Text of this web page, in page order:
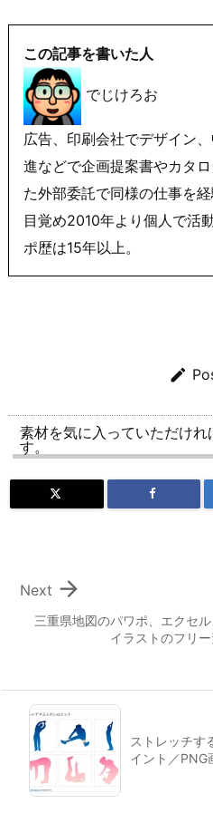
この記事を書いた人
でじけろお
広告、印刷会社でデザイン
進などで企画提案書やカタ
た外部委託で同様の仕事を
目覚め2010年より個人で活
ポ歴は15年以上。

素材を気に入っていただけれ
す。
三重県地図のパワポ、エクセル
イラストのフリ

Next
ストレッチす
イント／PNG